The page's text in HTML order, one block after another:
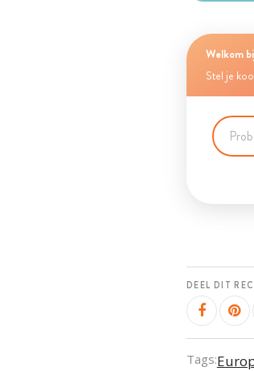
Welkom
Stel je
DEEL DIT
Tags: